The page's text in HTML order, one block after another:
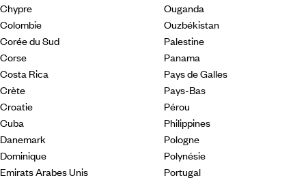
Chypre
Colombie
Corée du Sud
Corse
Costa Rica
Crète
Croatie
Cuba
Danemark
Dominique
Emirats Arabes Unis
Ouganda
Ouzbékistan
Palestine
Panama
Pays de Galles
Pays-Bas
Pérou
Philippines
Pologne
Polynésie
Portugal